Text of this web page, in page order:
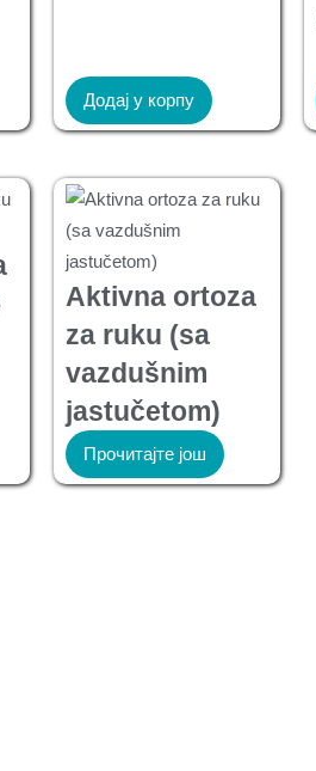
Додај у корпу
Aktivna ortoza
za ruku (sa
vazdušnim
jastučetom)
Прочитајте још